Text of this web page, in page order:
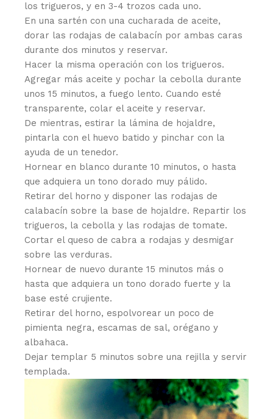
los trigueros, y en 3-4 trozos cada uno.
En una sartén con una cucharada de aceite,
dorar las rodajas de calabacín por ambas caras
durante dos minutos y reservar.
Hacer la misma operación con los trigueros.
Agregar más aceite y pochar la cebolla durante
unos 15 minutos, a fuego lento. Cuando esté
transparente, colar el aceite y reservar.
De mientras, estirar la lámina de hojaldre,
pintarla con el huevo batido y pinchar con la
ayuda de un tenedor.
Hornear en blanco durante 10 minutos, o hasta
que adquiera un tono dorado muy pálido.
Retirar del horno y disponer las rodajas de
calabacín sobre la base de hojaldre. Repartir los
trigueros, la cebolla y las rodajas de tomate.
Cortar el queso de cabra a rodajas y desmigar
sobre las verduras.
Hornear de nuevo durante 15 minutos más o
hasta que adquiera un tono dorado fuerte y la
base esté crujiente.
Retirar del horno, espolvorear un poco de
pimienta negra, escamas de sal, orégano y
albahaca.
Dejar templar 5 minutos sobre una rejilla y servir
templada.